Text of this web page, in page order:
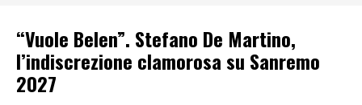
“Vuole Belen”. Stefano De Martino,
l’indiscrezione clamorosa su Sanremo
2027